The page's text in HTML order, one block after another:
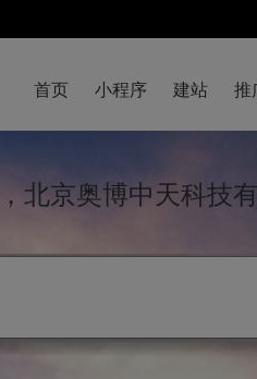
首页 小程序 建站 推
北京奥博中天科技